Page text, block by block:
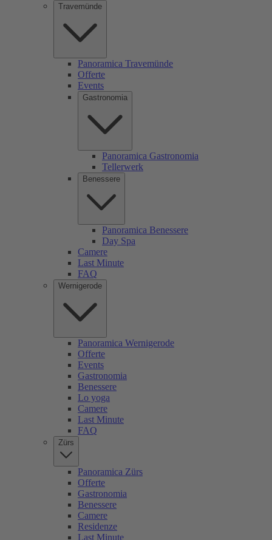
Travemünde
Panoramica Travemünde
Offerte
Events
Gastronomia
Panoramica Gastronomia
Tellerwerk
Benessere
Panoramica Benessere
Day Spa
Camere
Last Minute
FAQ
Wernigerode
Panoramica Wernigerode
Offerte
Events
Gastronomia
Benessere
Lo yoga
Camere
Last Minute
FAQ
Zürs
Panoramica Zürs
Offerte
Gastronomia
Benessere
Camere
Residenze
Last Minute